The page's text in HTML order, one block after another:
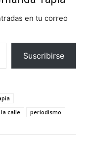
en tu correo
Suscribirse
calle periodismo